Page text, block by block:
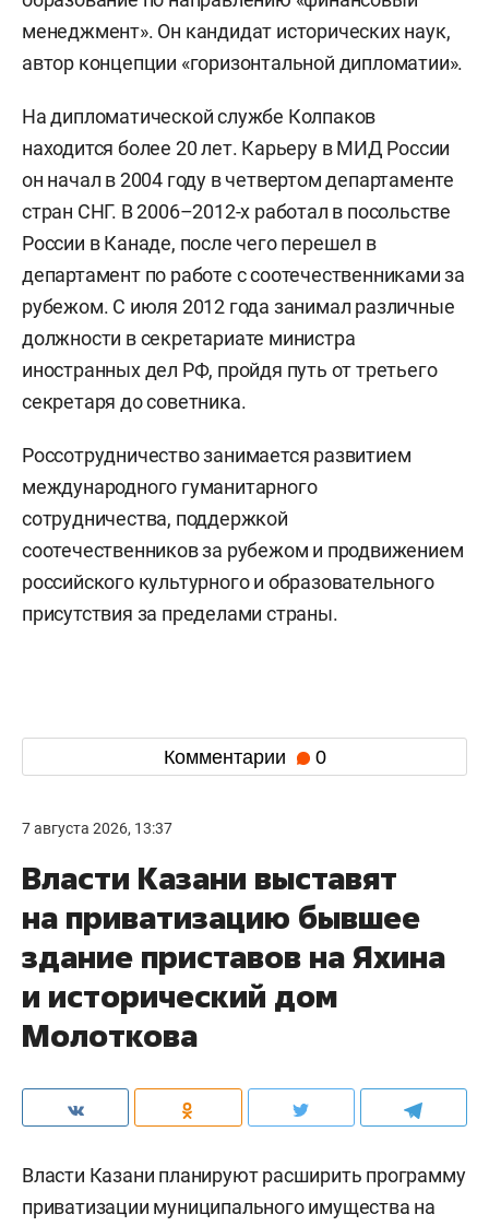
менеджмент». Он кандидат исторических наук,
автор концепции «горизонтальной дипломатии».
На дипломатической службе Колпаков
находится более 20 лет. Карьеру в МИД России
он начал в 2004 году в четвертом департаменте
стран СНГ. В 2006–2012-х работал в посольстве
России в Канаде, после чего перешел в
департамент по работе с соотечественниками за
рубежом. С июля 2012 года занимал различные
должности в секретариате министра
иностранных дел РФ, пройдя путь от третьего
секретаря до советника.
Россотрудничество занимается развитием
международного гуманитарного
сотрудничества, поддержкой
соотечественников за рубежом и продвижением
российского культурного и образовательного
присутствия за пределами страны.
Комментарии 0
7 августа 2026, 13:37
Власти Казани выставят
на приватизацию бывшее
здание приставов на Яхина
и исторический дом
Молоткова
Власти Казани планируют расширить программу
приватизации муниципального имущества на